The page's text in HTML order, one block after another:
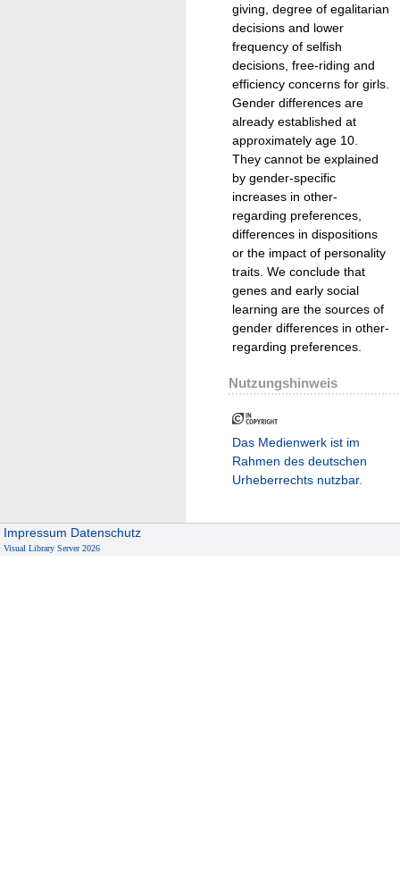
giving, degree of egalitarian
decisions and lower
frequency of selfish
decisions, free-riding and
efficiency concerns for girls.
Gender differences are
already established at
approximately age 10.
They cannot be explained
by gender-specific
increases in other-
regarding preferences,
differences in dispositions
or the impact of personality
traits. We conclude that
genes and early social
learning are the sources of
gender differences in other-
regarding preferences.
Nutzungshinweis
Das Medienwerk ist im
Rahmen des deutschen
Urheberrechts nutzbar.
Impressum Datenschutz
Visual Library Server 2026